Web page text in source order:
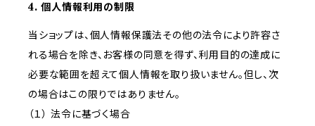
4. 個人情報利用の制限
当ショップは、個人情報保護法その他の法令により許容さ
れる場合を除き、お客様の同意を得ず、利用目的の達成に
必要な範囲を超えて個人情報を取り扱いません。但し、次
の場合はこの限りではありません。
（１） 法令に基づく場合